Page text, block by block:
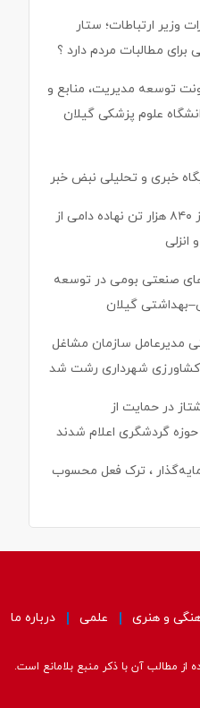
وزیر ارتباطات؛ ستار
مطالبات مردم دارد ؟
توسعه مدیریت، منابع و
علوم پزشکی گیلان
خبری و تحلیلی نبض خبر
واردات بیش از ۸۴۰ هزار تن نهاده دامی از
انزلی
صنعتی بومی در توسعه
گیلان
مدیرعامل سازمان مشاغل
کشاورزی شهرداری رشت شد
در حمایت از
گردشگری اعلام شدند
، ترک فعل محسوب
و هنری علمی درباره ما
مطالب آن با ذکر منبع بلامانع است.